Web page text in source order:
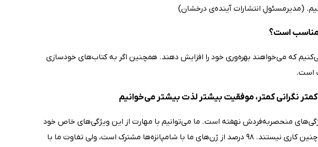
به افرادی توصیه می‌کنیم که می‌خواهند بهره‌وری خود را افزایش دهند. همچنین اگر به کتاب‌های خودسازی
است.
منحصربه‌فردش نهفته است. ما می‌توانیم با مهارت از این ویژگی‌های خاص خود
استفاده کنیم. در حالی که سایر جانداران قادر به چنین کاری نیستند. 98 درصد از ژن‌های ما با شامپانزه‌ها مشترک است، ولی تفاوت ما با